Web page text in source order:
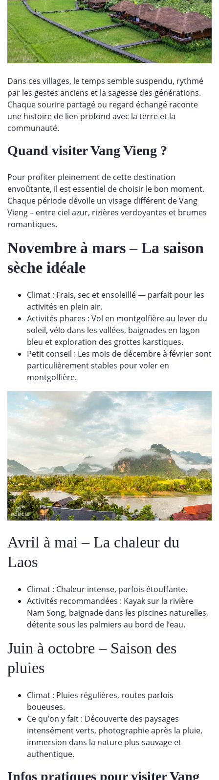
Dans ces villages, le temps semble suspendu, rythmé
par les gestes anciens et la sagesse des générations.
Chaque sourire partagé ou regard échangé raconte
une histoire de lien profond avec la terre et la
communauté.
Quand visiter Vang Vieng ?
Pour profiter pleinement de cette destination
envoûtante, il est essentiel de choisir le bon moment.
Chaque période dévoile un visage différent de Vang
Vieng – entre ciel azur, rizières verdoyantes et brumes
romantiques.
Novembre à mars – La saison
sèche idéale
Climat : Frais, sec et ensoleillé — parfait pour les
activités en plein air.
Activités phares : Vol en montgolfière au lever du
soleil, vélo dans les vallées, baignades en lagon
bleu et exploration des grottes karstiques.
Petit conseil : Les mois de décembre à février sont
particulièrement stables pour voler en
montgolfière.
Avril à mai – La chaleur du
Laos
Climat : Chaleur intense, parfois étouffante.
Activités recommandées : Kayak sur la rivière
Nam Song, baignade dans les piscines naturelles,
détente sous les palmiers au bord de l’eau.
Juin à octobre – Saison des
pluies
Climat : Pluies régulières, routes parfois
boueuses.
Ce qu’on y fait : Découverte des paysages
intensément verts, photographie après la pluie,
immersion dans la nature plus sauvage et
authentique.
Infos pratiques pour visiter Vang